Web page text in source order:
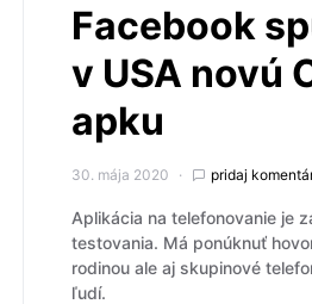
Facebook
v USA novú
apku
30. mája 2020 pridaj
Aplikácia na telefonovanie je
testovania. Má ponúknuť
rodinou ale aj skupinové
ľudí.